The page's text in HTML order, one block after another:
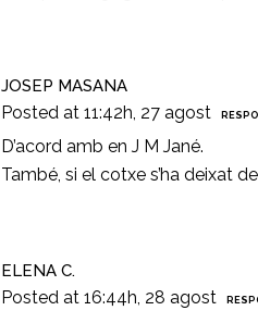
JOSEP MASANA
Posted at 11:42h, 27 agost
D’acord amb en J M Jané.
També, si el cotxe s’ha deixat
ELENA C.
Posted at 16:44h, 28 agost